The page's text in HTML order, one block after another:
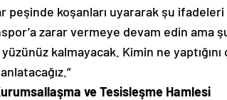
peşinde koşanları uyararak şu ifadeleri
zarar vermeye devam edin ama
yüzünüz kalmayacak. Kimin ne
“
ve Tesisleşme Hamlesi